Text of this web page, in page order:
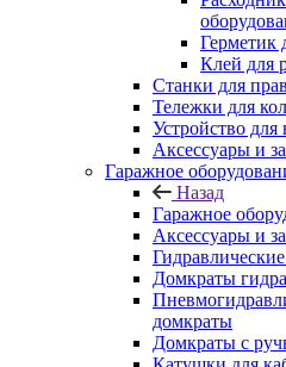
Герметик
Клей для
Станки для
Тележки для
Устройство
Аксессуары и
Гаражное
Назад
Гаражное
Аксессуары и
Домкраты
домкраты
Домкраты с